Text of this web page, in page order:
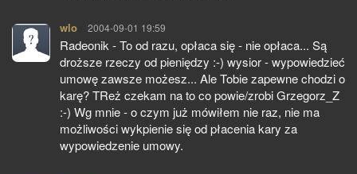
wlo pisze:
2004-09-01 19:59
Radeonik - To od razu, opłaca się - nie opłaca... Są
droższe rzeczy od pieniędzy :-) wysior - wypowiedzieć
umowę zawsze możesz... Ale Tobie zapewne chodzi o
karę? TReż czekam na to co powie/zrobi Grzegorz_Z
:-) Wg mnie - o czym już mówiłem nie raz, nie ma
możliwości wykpienie się od płacenia kary za
wypowiedzenie umowy.